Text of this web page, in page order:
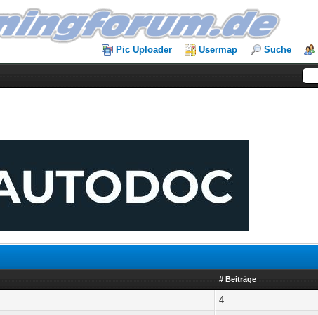
Pic Uploader Usermap Suche
# Beiträge
4